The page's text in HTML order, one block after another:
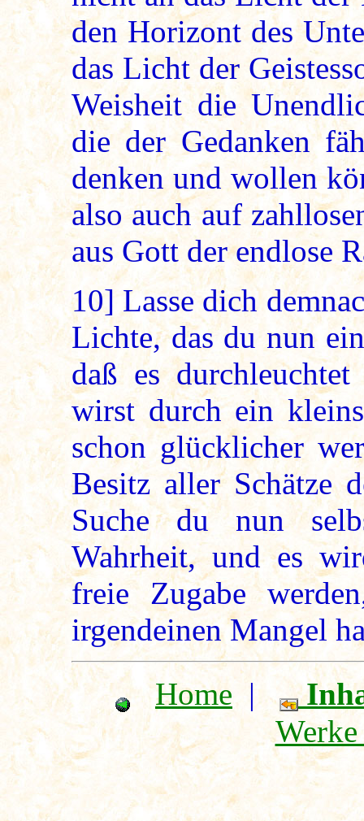
den Horizont des
das Licht der
Weisheit die
die der Gedanken
denken und wollen
also auch auf
aus Gott der endlose
10] Lasse dich
Lichte, das du nun
daß es
wirst durch ein
schon glücklicher
Besitz aller Schätze
Suche du nun
Wahrheit, und es
freie Zugabe
irgendeinen Mangel
Home|